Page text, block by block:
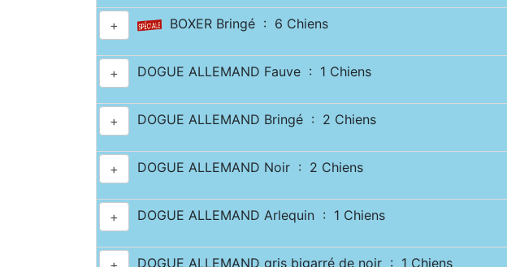
+ BOXER Bringé : 6 Chiens
+ DOGUE ALLEMAND Fauve : 1 Chiens
+ DOGUE ALLEMAND Bringé : 2 Chiens
+ DOGUE ALLEMAND Noir : 2 Chiens
+ DOGUE ALLEMAND Arlequin : 1 Chiens
DOGUE ALLEMAND gris bigarré de noir : 1 Chiens